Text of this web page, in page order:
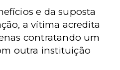
e da suposta
a vítima acredita
contratando um
outra instituição